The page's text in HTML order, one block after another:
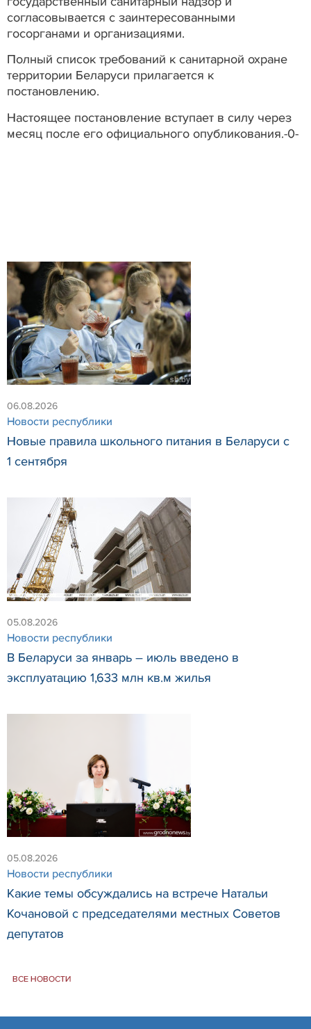
согласовывается с заинтересованными
госорганами и организациями.
Полный список требований к санитарной охране
территории Беларуси прилагается к
постановлению.
Настоящее постановление вступает в силу через
месяц после его официального опубликования.-0-
06.08.2026
Новости республики
Новые правила школьного питания в Беларуси с
1 сентября
05.08.2026
Новости республики
В Беларуси за январь – июль введено в
эксплуатацию 1,633 млн кв.м жилья
05.08.2026
Новости республики
Какие темы обсуждались на встрече Натальи
Кочановой с председателями местных Советов
депутатов
ВСЕ НОВОСТИ